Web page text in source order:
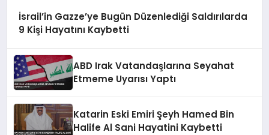
İsrail’in Gazze’ye Bugün Düzenlediği Saldırılarda
9 Kişi Hayatını Kaybetti
ABD Irak Vatandaşlarına Seyahat
Etmeme Uyarısı Yaptı
Katarin Eski Emiri Şeyh Hamed Bin
Halife Al Sani Hayatini Kaybetti